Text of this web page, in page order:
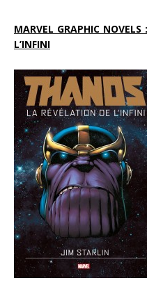
MARVEL GRAPHIC
L’INFINI